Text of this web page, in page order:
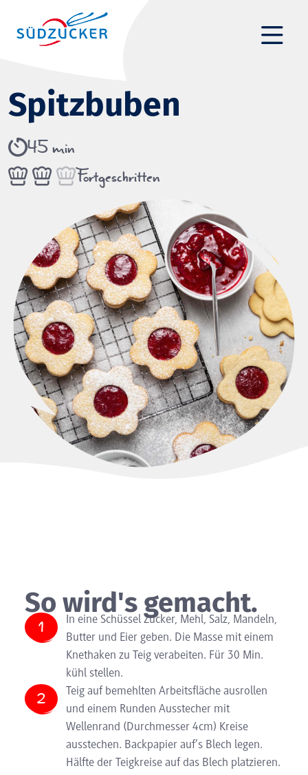
Spitzbuben
45 min
Fortgeschritten
So wird's gemacht.
In eine Schüssel Zucker, Mehl, Salz, Mandeln,
Butter und Eier geben. Die Masse mit einem
Knethaken zu Teig verabeiten. Für 30 Min.
kühl stellen.
Teig auf bemehlten Arbeitsfläche ausrollen
und einem Runden Ausstecher mit
Wellenrand (Durchmesser 4cm) Kreise
ausstechen. Backpapier auf’s Blech legen.
Hälfte der Teigkreise auf das Blech platzieren.